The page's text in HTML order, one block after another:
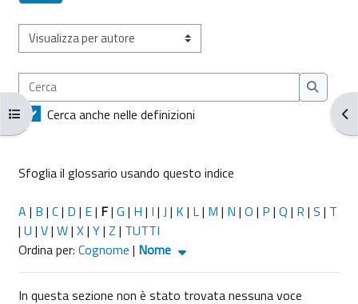
Apri indice del corso
Sfoglia il glossario usando questo indice
Cerca
Cerca
Cerca anche nelle definizioni
Sfoglia il glossario usando questo indice
A | B | C| D | E| F| G | H | I | J | K | L| M | N | O | P | Q | R | S | T
| U | V| W| X| Y| Z | TUTTI
Ordinato per Nome crescente
Ordina per: Cognome | Nome
In questa sezione non è stato trovata nessuna voce